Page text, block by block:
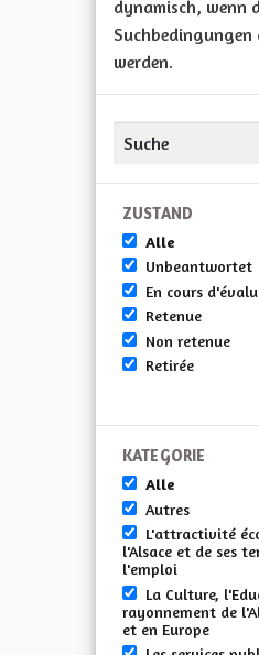
dynamisch, wenn
Suchbedingungen
werden.
ZUSTAND
Alle
Unbeantwortet
En cours
Retenue
Non retenue
Retirée
KATEGORIE
Alle
Autres
L'attractivité
l'Alsace et de ses
l'emploi
La Culture,
rayonnement de
et en Europe